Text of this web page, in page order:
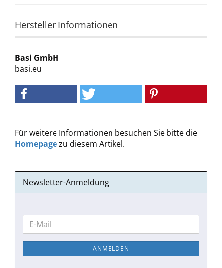
Hersteller Informationen
Basi GmbH
basi.eu
Für weitere Informationen besuchen Sie bitte die
Homepagezu diesem Artikel.
Newsletter-Anmeldung
WEITER
ZUR
NEWSLETTER-
E-
Mail
ANMELDEN